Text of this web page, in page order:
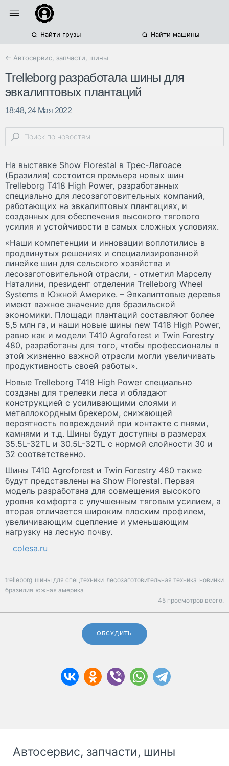
Найти грузы Найти машины
← Автосервис, запчасти, шины
Trelleborg разработала шины для
эвкалиптовых плантаций
18:48, 24 Мая 2022
На выставке Show Florestal в Трес-Лагоасе
(Бразилия) состоится премьера новых шин
Trelleborg T418 High Power, разработанных
специально для лесозаготовительных компаний,
работающих на эвкалиптовых плантациях, и
созданных для обеспечения высокого тягового
усилия и устойчивости в самых сложных условиях.
«Наши компетенции и инновации воплотились в
продвинутых решениях и специализированной
линейке шин для сельского хозяйства и
лесозаготовительной отрасли, - отметил Марселу
Наталини, президент отделения Trelleborg Wheel
Systems в Южной Америке. – Эвкалиптовые деревья
имеют важное значение для бразильской
экономики. Площади плантаций составляют более
5,5 млн га, и наши новые шины new T418 High Power,
равно как и модели T410 Agroforest и Twin Forestry
480, разработаны для того, чтобы профессионалы в
этой жизненно важной отрасли могли увеличивать
продуктивность своей работы».
Новые Trelleborg T418 High Power специально
созданы для трелевки леса и обладают
конструкцией с усиливающими слоями и
металлокордным брекером, снижающей
вероятность повреждений при контакте с пнями,
камнями и т.д. Шины будут доступны в размерах
35.5L-32TL и 30.5L-32TL с нормой слойности 30 и
32 соответственно.
Шины T410 Agroforest и Twin Forestry 480 также
будут представлены на Show Florestal. Первая
модель разработана для совмещения высокого
уровня комфорта с улучшенным тяговым усилием, а
вторая отличается широким плоским профилем,
увеличивающим сцепление и уменьшающим
нагрузку на лесную почву.
colesa.ru
trelleborg шины для спецтехники лесозаготовительная техника новинки
бразилия южная америка
45 просмотров всего.
ОБСУДИТЬ
Автосервис, запчасти, шины